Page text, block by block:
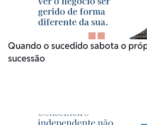
Quando o sucedido sabota o
sucessão